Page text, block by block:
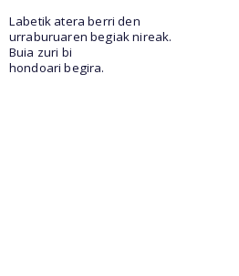
Labetik atera berri den
urraburuaren begiak nireak.
Buia zuri bi
hondoari begira.